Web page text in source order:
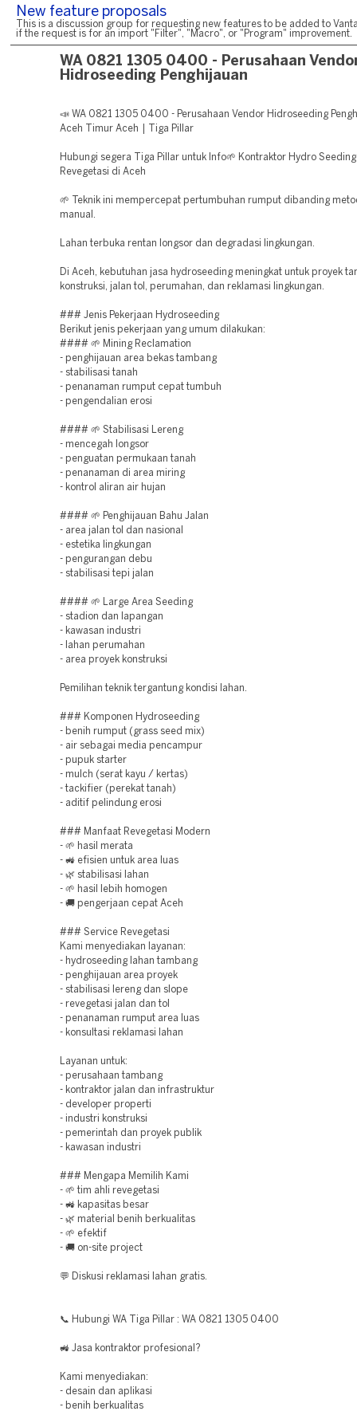
New feature proposals
This is a discussion group for requesting new features to be added to
if the request is for an import "Filter", "Macro", or "Program" improvement.
WA 0821 1305 0400 - Perusahaan
Hidroseeding Penghijauan
📣 WA 0821 1305 0400 - Perusahaan Vendor Hidroseeding
Aceh Timur Aceh | Tiga Pillar
Hubungi segera Tiga Pillar untuk Info🌱 Kontraktor Hydro
Revegetasi di Aceh
🌱 Teknik ini mempercepat pertumbuhan rumput dibanding
manual.
Lahan terbuka rentan longsor dan degradasi lingkungan.
Di Aceh, kebutuhan jasa hydroseeding meningkat untuk proyek
konstruksi, jalan tol, perumahan, dan reklamasi lingkungan.
### Jenis Pekerjaan Hydroseeding
Berikut jenis pekerjaan yang umum dilakukan:
#### 🌱 Mining Reclamation
- penghijauan area bekas tambang
- stabilisasi tanah
- penanaman rumput cepat tumbuh
- pengendalian erosi
#### 🌱 Stabilisasi Lereng
- mencegah longsor
- penguatan permukaan tanah
- penanaman di area miring
- kontrol aliran air hujan
#### 🌱 Penghijauan Bahu Jalan
- area jalan tol dan nasional
- estetika lingkungan
- pengurangan debu
- stabilisasi tepi jalan
#### 🌱 Large Area Seeding
- stadion dan lapangan
- kawasan industri
- lahan perumahan
- area proyek konstruksi
Pemilihan teknik tergantung kondisi lahan.
### Komponen Hydroseeding
- benih rumput (grass seed mix)
- air sebagai media pencampur
- pupuk starter
- mulch (serat kayu / kertas)
- tackifier (perekat tanah)
- aditif pelindung erosi
### Manfaat Revegetasi Modern
- 🌱 hasil merata
- 🚜 efisien untuk area luas
- 🌿 stabilisasi lahan
- 🌱 hasil lebih homogen
- 🚚 pengerjaan cepat Aceh
### Service Revegetasi
Kami menyediakan layanan:
- hydroseeding lahan tambang
- penghijauan area proyek
- stabilisasi lereng dan slope
- revegetasi jalan dan tol
- penanaman rumput area luas
- konsultasi reklamasi lahan
Layanan untuk:
- perusahaan tambang
- kontraktor jalan dan infrastruktur
- developer properti
- industri konstruksi
- pemerintah dan proyek publik
- kawasan industri
### Mengapa Memilih Kami
- 🌱 tim ahli revegetasi
- 🚜 kapasitas besar
- 🌿 material benih berkualitas
- 🌱 efektif
- 🚚 on-site project
💬 Diskusi reklamasi lahan gratis.
📞 Hubungi WA Tiga Pillar : WA 0821 1305 0400
🚜 Jasa kontraktor profesional?
Kami menyediakan:
- desain dan aplikasi
- benih berkualitas